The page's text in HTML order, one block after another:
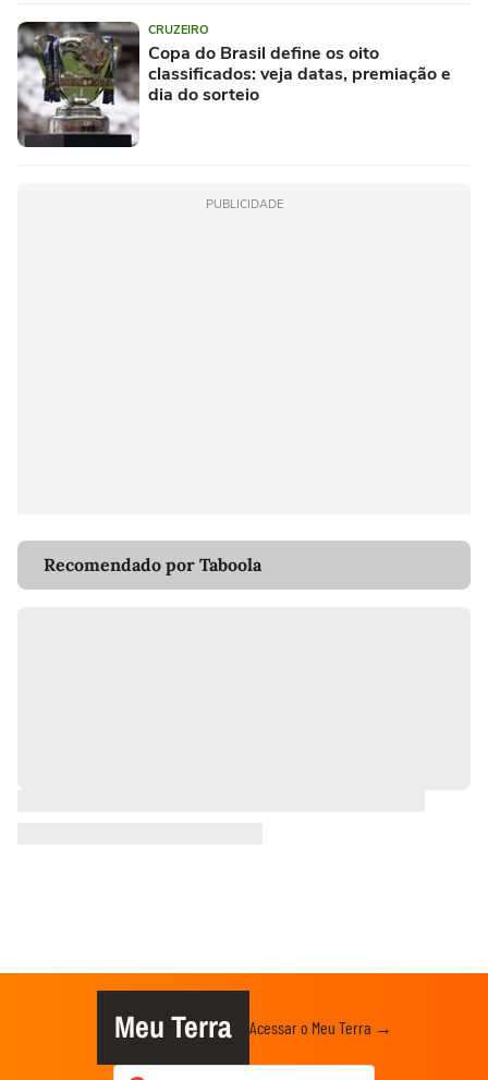
CRUZEIRO
Copa do Brasil define os oito
classificados: veja datas, premiação e
dia do sorteio
PUBLICIDADE
Recomendado por Taboola
Meu Terra Acessar o Meu Terra →